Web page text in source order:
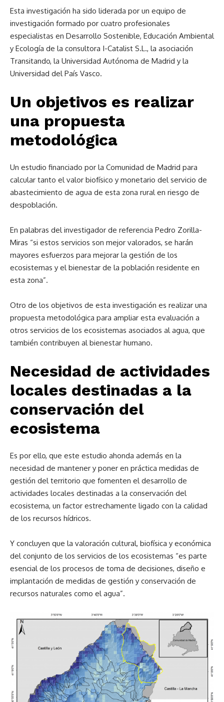
Esta investigación ha sido liderada por un equipo de
investigación formado por cuatro profesionales
especialistas en Desarrollo Sostenible, Educación Ambiental
y Ecología de la consultora I-Catalist S.L., la asociación
Transitando, la Universidad Autónoma de Madrid y la
Universidad del País Vasco.
Un objetivos es realizar
una propuesta
metodológica
Un estudio financiado por la Comunidad de Madrid para
calcular tanto el valor biofísico y monetario del servicio de
abastecimiento de agua de esta zona rural en riesgo de
despoblación.
En palabras del investigador de referencia Pedro Zorilla-
Miras “si estos servicios son mejor valorados, se harán
mayores esfuerzos para mejorar la gestión de los
ecosistemas y el bienestar de la población residente en
esta zona”.
Otro de los objetivos de esta investigación es realizar una
propuesta metodológica para ampliar esta evaluación a
otros servicios de los ecosistemas asociados al agua, que
también contribuyen al bienestar humano.
Necesidad de actividades
locales destinadas a la
conservación del
ecosistema
Es por ello, que este estudio ahonda además en la
necesidad de mantener y poner en práctica medidas de
gestión del territorio que fomenten el desarrollo de
actividades locales destinadas a la conservación del
ecosistema, un factor estrechamente ligado con la calidad
de los recursos hídricos.
Y concluyen que la valoración cultural, biofísica y económica
del conjunto de los servicios de los ecosistemas “es parte
esencial de los procesos de toma de decisiones, diseño e
implantación de medidas de gestión y conservación de
recursos naturales como el agua”.